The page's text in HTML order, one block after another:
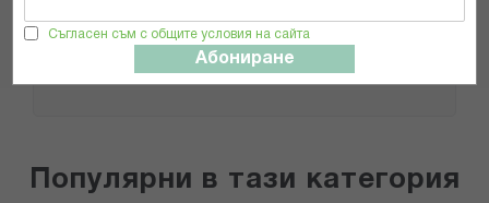
Съгласен съм с общите условия на сайта
Абониране
ИЗПРАТИ
Популярни в тази категория